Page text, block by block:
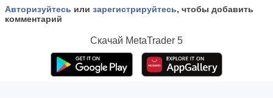
Авторизуйтесь или зарегистрируйтесь, чтобы добавить
комментарий
Скачай MetaTrader 5